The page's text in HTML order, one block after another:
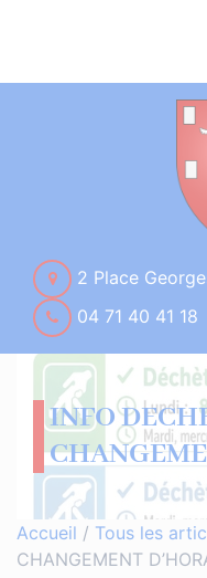
2 Place
04 71 40 41 18
INFO
Accueil / Tous les
CHANGEMENT